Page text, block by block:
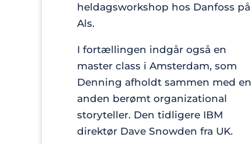
heldagsworkshop hos Danfoss på
Als.
I fortællingen indgår også en
master class i Amsterdam, som
Denning afholdt sammen med en
anden berømt organizational
storyteller. Den tidligere IBM
direktør Dave Snowden fra UK.